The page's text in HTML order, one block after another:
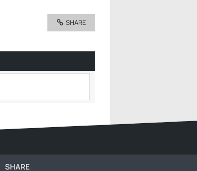
SHARE
SHARE